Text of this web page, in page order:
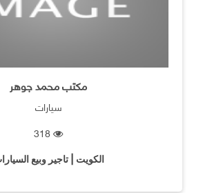
مكتب محمد جوهر
سيارات
الكويت | تاجير وبيع